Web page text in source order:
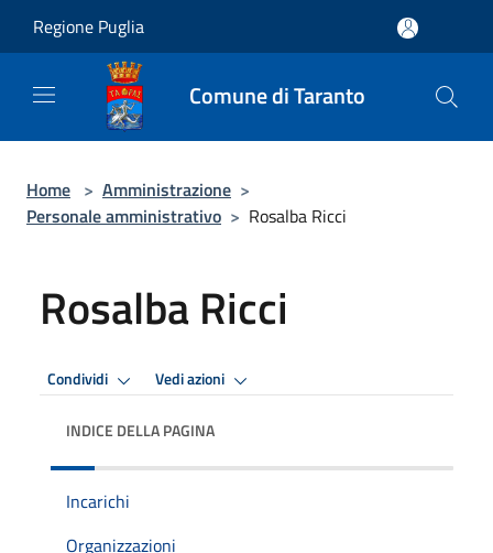
Regione Puglia
Comune di Taranto
Home > Amministrazione >
Personale amministrativo > Rosalba Ricci
Rosalba Ricci
Condividi Vedi azioni
INDICE DELLA PAGINA
Incarichi
Organizzazioni